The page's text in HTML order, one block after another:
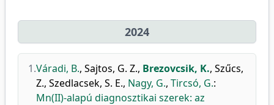
2024
1.Váradi, B., Sajtos, G. Z., Brezovcsik, K., Szűcs,
Z., Szedlacsek, S. E., Nagy, G., Tircsó, G.:
Mn(II)-alapú diagnosztikai szerek: az